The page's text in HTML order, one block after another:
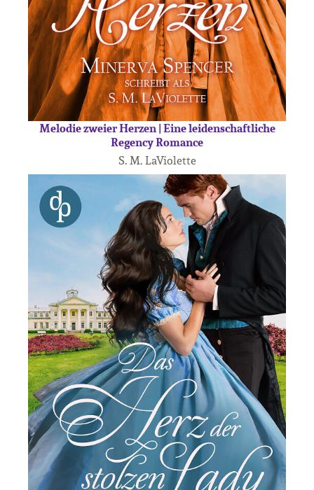
Melodie zweier Herzen | Eine leidenschaftliche
Regency Romance
S. M. LaViolette